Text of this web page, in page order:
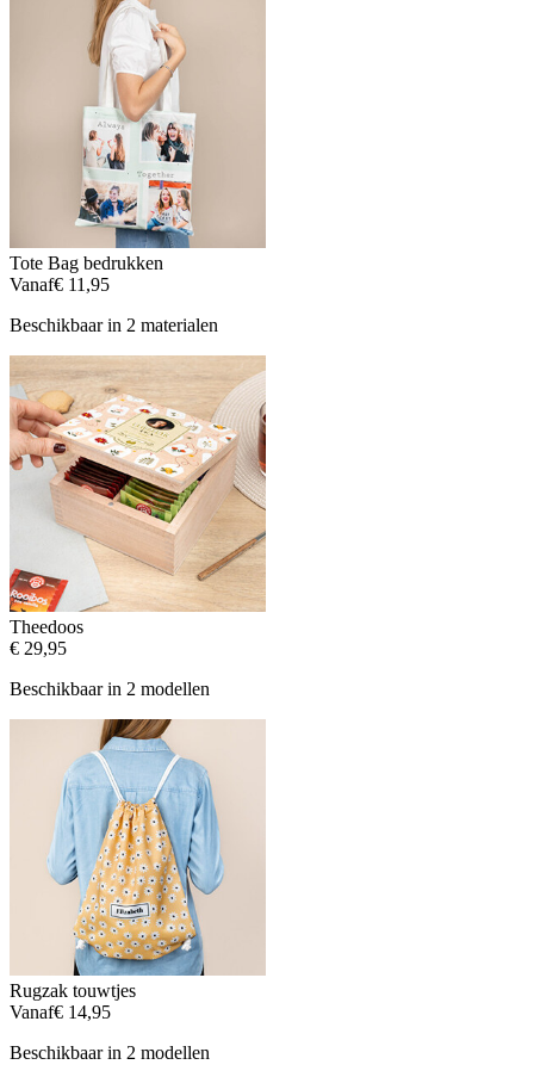
Tote Bag bedrukken
Vanaf€ 11,95
Beschikbaar in 2 materialen
Theedoos
€ 29,95
Beschikbaar in 2 modellen
Rugzak touwtjes
Vanaf€ 14,95
Beschikbaar in 2 modellen